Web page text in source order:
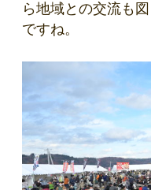
ら地域との交流も
ですね。